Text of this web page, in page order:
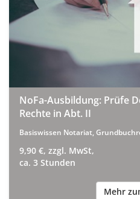
NoFa-Ausbildung: Prüfe
Rechte in Abt. II
Basiswissen Notariat,
9,90 €, zzgl. MwSt,
ca. 3 Stunden
Mehr